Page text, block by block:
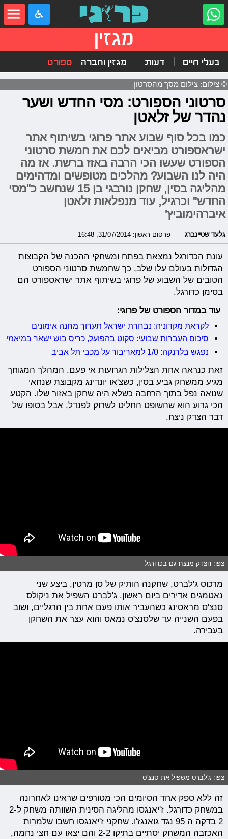
מגזין
בעלי חיים דעות מגזין וחברה ספורט
© צילום: צילום מסך מהסרטון
סרטוני הספורט: מסי החדש ושער
נהדר של זלאטן
כמו בכל סוף שבוע אתר פרוגי בשיתוף אתר
ישראספורט מביאים לכם את חמשת סרטוני
הספורט שעשו הכי הרבה באזז ברשת. אז מה
היה לנו השבוע? מהלכים מטופשים ומדהימים
מהליגה בסין, שחקן נורבגי בן 15 שנחשב כ"מסי
החדש" וכרגיל, עוד מנפלאות זלאטן
איברהימוביץ'
גלעד שטיינברג פרסום ראשון: 31/07/2014, 16:48
עונת הכדורגל נמצאת בפתח ומשחקי ההכנה של הקבוצות
הגדולות בעולם עלו שלב, כך שחמשת סרטוני הספורט
הטובים של השבוע של פרוגי בשיתוף אתר ישראספורט הם
בסימן כדורגל.
עוד במדור הספורט של פרוגי:
לקראת מקדוניה: נבחרת ישראל תערוך מחנה אימונים
סיכום העברות שבועי: סקוט בהפועל, כריס בוש ישאר במיאמי
נפגש בלרנקה: 1/0 למאריבור על מכבי תל אביב
זאת כנראה אחת הצלילות הגרועות אי פעם. המהלך המגוחך
מגיע ממשחק גביע בסין, כשצ'או יונדינג מקבוצת שנחאי
שנואה נפל בתוך הרחבה כשלא היה שחקן באזור שלו. הקטע
הכי גרוע הוא שהשופט החליט לשרוק לפנדל, אבל בסופו של
דבר הצדק ניצח.
צפו: הצדק מנצח גם בכדורגל
מרכוס ג'לברט, שחקנה הותיק של סן מרטין, ביצע שני
נאטמגים אדירים ביום ראשון. ג'לברט השפיל את ניקולס
סנצ'ס מראסינג כשהעביר אותו פעם אחת בין הרגליים, ושוב
בפעם השנייה עד שלסנצ'ס נמאס והוא עצר את השחקן
בעבירה.
צפו: ג'לברט משפיל את סנצ'ס
זה ללא ספק אחד הסיומים הכי מטורפים שראינו לאחרונה
במשחק כדורגל. ז'יאנגסו מהליגה הסינית השוותה משחק ל2-
2 בדקה ה 95 נגד גואנגז'ו. שחקני ז'יאנגסו חשבו שלמרות
האכזבה המשחק יסתיים בתיקו 2-2 והם יצאו עם חצי נחמה,